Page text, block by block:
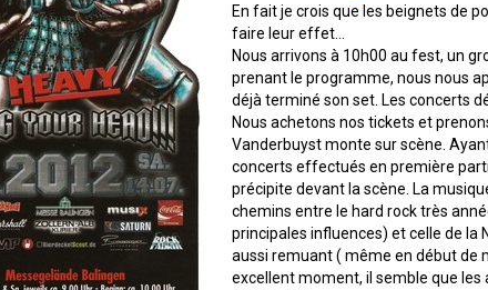
En fait je crois que les beignets de
faire leur effet…
Nous arrivons à 10h00 au fest, un
prenant le programme, nous nous
déjà terminé son set. Les concerts
Nous achetons nos tickets et
Vanderbuyst monte sur scène.
concerts effectués en première
précipite devant la scène. La
chemins entre le hard rock très
principales influences) et celle de la
aussi remuant ( même en début de
excellent moment, il semble que